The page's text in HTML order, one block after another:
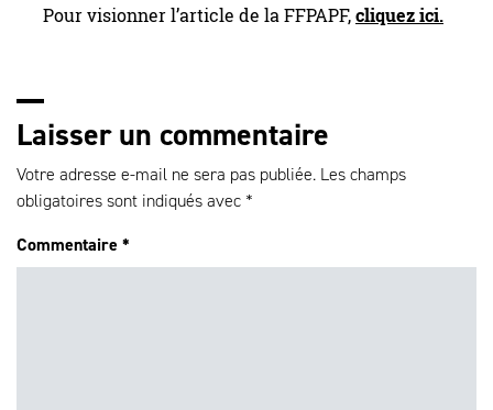
Pour visionner l’article de la FFPAPF,cliquez ici.
Laisser un commentaire
Votre adresse e-mail ne sera pas publiée. Les champs
obligatoires sont indiqués avec *
Commentaire *